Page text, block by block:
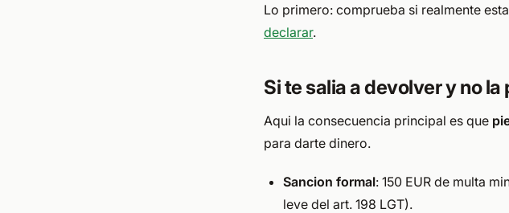
Lo primero: comprueba si realmente
declarar.
Si te salia a devolver y no
Aqui la consecuencia principal es que
para darte dinero.
Sancion formal: 150 EUR de multa
leve del art. 198 LGT).